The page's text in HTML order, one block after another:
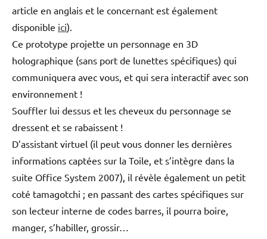
article en anglais et le concernant est également
disponible ici).
Ce prototype projette un personnage en 3D
holographique (sans port de lunettes spécifiques) qui
communiquera avec vous, et qui sera interactif avec son
environnement !
Souffler lui dessus et les cheveux du personnage se
dressent et se rabaissent !
D’assistant virtuel (il peut vous donner les dernières
informations captées sur la Toile, et s’intègre dans la
suite Office System 2007), il révèle également un petit
coté tamagotchi ; en passant des cartes spécifiques sur
son lecteur interne de codes barres, il pourra boire,
manger, s’habiller, grossir…